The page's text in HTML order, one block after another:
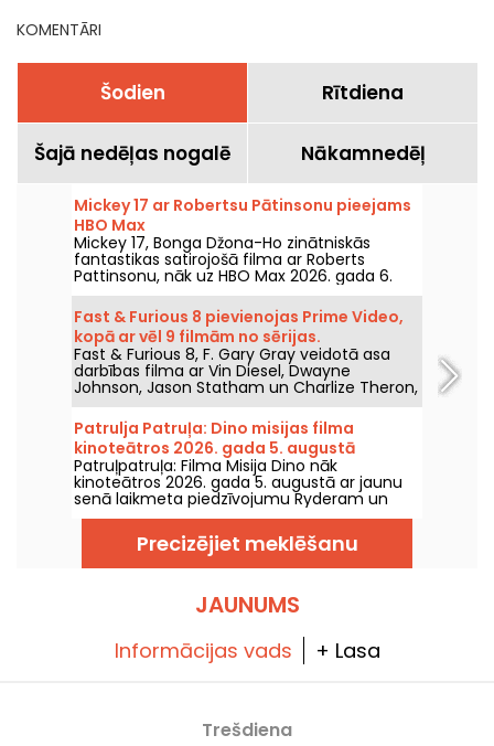
KOMENTĀRI
Šodien Rītdiena
Šajā nedēļas nogalē Nākamnedēļ
Mickey 17 ar Robertsu Pātinsonu pieejams
HBO Max
Mickey 17, Bonga Džona-Ho zinātniskās
fantastikas satirojošā filma ar Roberts
Pattinsonu, nāk uz HBO Max 2026. gada 6.
augustā.
Fast & Furious 8 pievienojas Prime Video,
kopā ar vēl 9 filmām no sērijas.
Fast & Furious 8, F. Gary Gray veidotā asa
darbības filma ar Vin Diesel, Dwayne
Johnson, Jason Statham un Charlize Theron,
nonāks Prime Video 2026. gada 1. augustā.
Patrulja Patruļa: Dino misijas filma
kinoteātros 2026. gada 5. augustā
Patruļpatruļa: Filma Misija Dino nāk
kinoteātros 2026. gada 5. augustā ar jaunu
senā laikmeta piedzīvojumu Ryderam un
viņa komandai.
Precizējiet meklēšanu
JAUNUMS
Informācijas vads + Lasa
Trešdiena